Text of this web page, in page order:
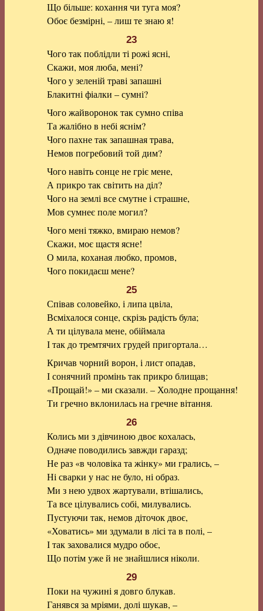
Що більше: кохання чи туга моя?
Обоє безмірні, – лиш те знаю я!
23
Чого так поблідли ті рожі ясні,
Скажи, моя люба, мені?
Чого у зеленій траві запашні
Блакитні фіалки – сумні?
Чого жайворонок так сумно співа
Та жалібно в небі яснім?
Чого пахне так запашная трава,
Немов погребовий той дим?
Чого навіть сонце не гріє мене,
А прикро так світить на діл?
Чого на землі все смутне і страшне,
Мов сумнеє поле могил?
Чого мені тяжко, вмираю немов?
Скажи, моє щастя ясне!
О мила, коханая любко, промов,
Чого покидаєш мене?
25
Співав соловейко, і липа цвіла,
Всміхалося сонце, скрізь радість була;
А ти цілувала мене, обіймала
І так до тремтячих грудей пригортала…
Кричав чорний ворон, і лист опадав,
І сонячний промінь так прикро блищав;
«Прощай!» – ми сказали. – Холодне прощання!
Ти гречно вклонилась на гречне вітання.
26
Колись ми з дівчиною двоє кохалась,
Одначе поводились завжди гаразд;
Не раз «в чоловіка та жінку» ми грались, –
Ні сварки у нас не було, ні образ.
Ми з нею удвох жартували, втішались,
Та все цілувались собі, милувались.
Пустуючи так, немов діточок двоє,
«Ховатись» ми здумали в лісі та в полі, –
І так заховалися мудро обоє,
Що потім уже й не знайшлися ніколи.
29
Поки на чужині я довго блукав.
Ганявся за мріями, долі шукав, –